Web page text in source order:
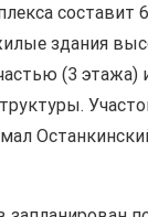
составит
здания
(3 этажа)